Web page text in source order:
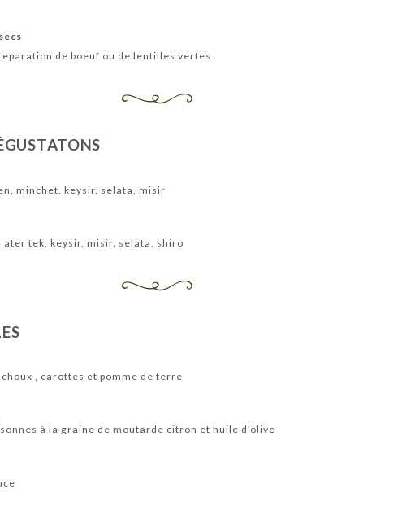
de boeuf ou de lentilles vertes
minchet, keysir, selata, misir
tek, keysir, misir, selata, shiro
, carottes et pomme de terre
à la graine de moutarde citron et huile d'olive